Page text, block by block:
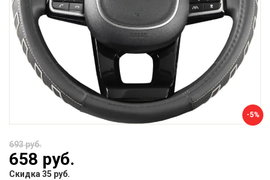
-5%
693 руб.
658 руб.
Скидка 35 руб.